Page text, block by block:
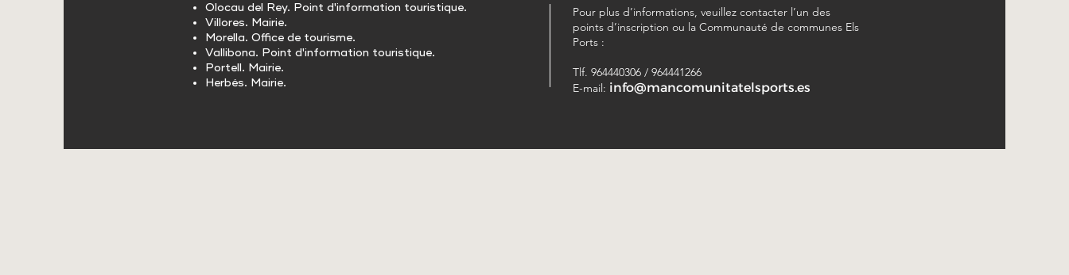
Olocau del Rey. Point d'information touristique.
Villores. Mairie.
Morella. Office de tourisme.
Vallibona. Point d'information touristique.
Portell. Mairie.
Herbés. Mairie.
Pour plus d’informations, veuillez contacter l’un des
points d’inscription ou la Communauté de communes Els
Ports :
Tlf. 964440306 / 964441266
E-mail: info@mancomunitatelsports.es